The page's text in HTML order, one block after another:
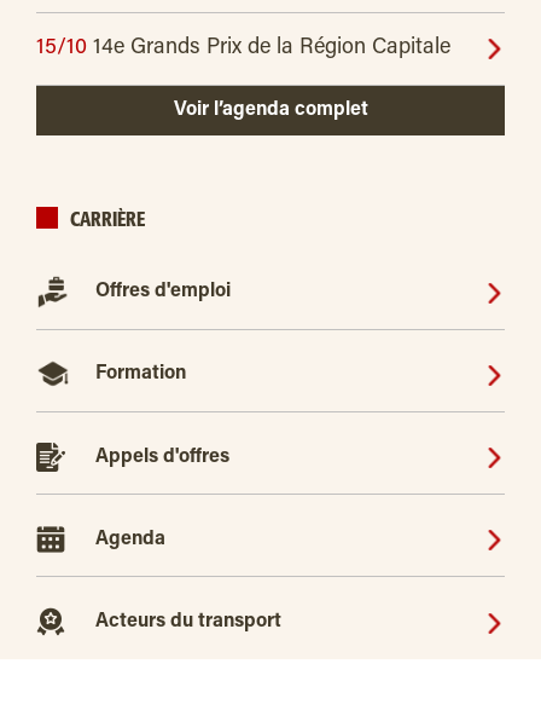
15/10 14e Grands Prix de la Région Capitale
Voir l’agenda complet
CARRIÈRE
Offres d'emploi
Formation
Appels d'offres
Agenda
Acteurs du transport